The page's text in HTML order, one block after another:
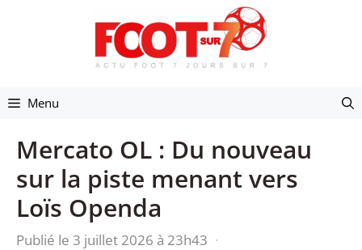
Menu
Mercato OL : Du nouveau
sur la piste menant vers
Loïs Openda
Publié le 3 juillet 2026 à 23h43 ·